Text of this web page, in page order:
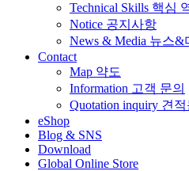
Technical Skills 핵심
Notice 공지사항
News & Media 뉴스&
Contact
Map 약도
Information 고객 문의
Quotation inquiry 견적
eShop
Blog & SNS
Download
Global Online Store